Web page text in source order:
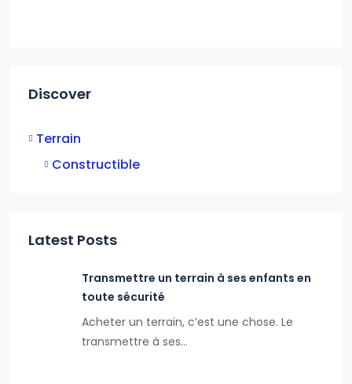
Discover
Terrain
Constructible
Latest Posts
Transmettre un terrain à ses enfants en
toute sécurité
Acheter un terrain, c’est une chose. Le
transmettre à ses…